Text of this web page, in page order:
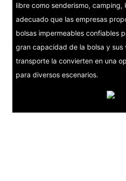
libre como senderismo, camping,
adecuado que las empresas
bolsas impermeables confiables
gran capacidad de la bolsa y sus
transporte la convierten en una
para diversos escenarios.